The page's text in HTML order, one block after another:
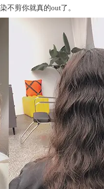
剪你就真的out了。